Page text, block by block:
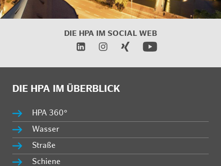
DIE HPA IM SOCIAL WEB
DIE HPA IM ÜBERBLICK
HPA 360°
Wasser
Straße
Schiene